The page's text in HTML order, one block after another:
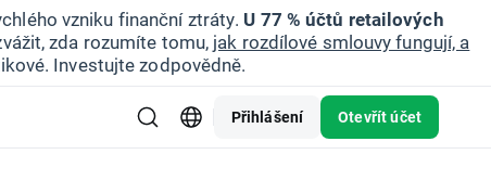
vzniku finanční ztráty. U 77 % účtů retailových
zda rozumíte tomu, jak rozdílové smlouvy fungují, a
Investujte zodpovědně.
Přihlášení Otevřít účet